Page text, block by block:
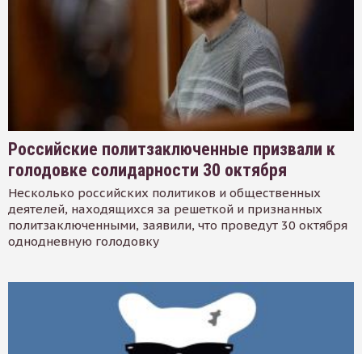
Российские политзаключенные призвали к
голодовке солидарности 30 октября
Несколько российских политиков и общественных
деятелей, находящихся за решеткой и признанных
политзаключенными, заявили, что проведут 30 октября
однодневную голодовку